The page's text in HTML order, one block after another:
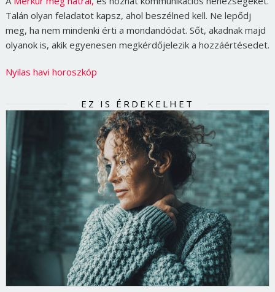
Talán olyan feladatot kapsz, ahol beszélned kell. Ne lepődj
meg, ha nem mindenki érti a mondandódat. Sőt, akadnak majd
olyanok is, akik egyenesen megkérdőjelezik a hozzáértésedet.
Nyilas havi horoszkóp
EZ IS ÉRDEKELHET